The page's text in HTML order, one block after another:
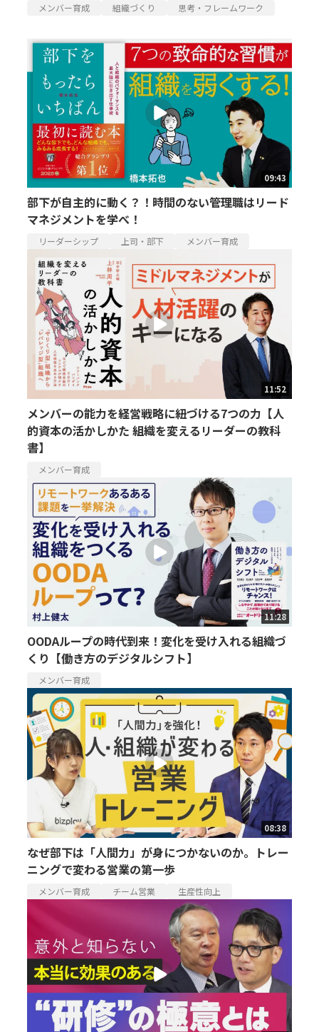
メンバー育成
組織づくり 思考・フレームワーク
09:43
部下が自主的に動く？！時間のない管理職はリード
マネジメントを学べ！
リーダーシップ 上司・部下 メンバー育成
11:52
メンバーの能力を経営戦略に紐づける7つの力【人
的資本の活かしかた 組織を変えるリーダーの教科
書】
メンバー育成
11:28
OODAループの時代到来！変化を受け入れる組織づ
くり【働き方のデジタルシフト】
メンバー育成
08:38
なぜ部下は「人間力」が身につかないのか。トレー
ニングで変わる営業の第一歩
メンバー育成 チーム営業 生産性向上